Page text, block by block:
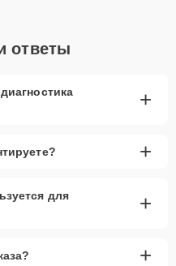
ответы
+
+
для
+
+